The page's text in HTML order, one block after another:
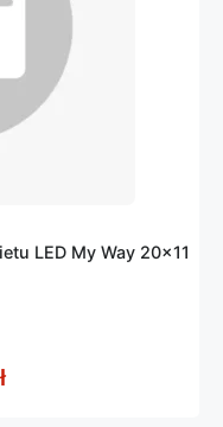
LED My Way 20×11